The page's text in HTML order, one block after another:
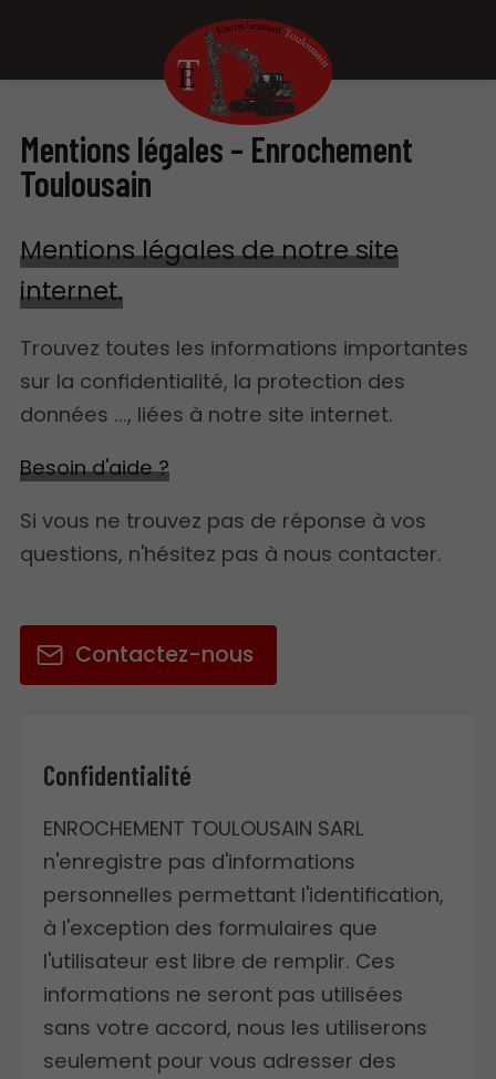
Mentions légales – Enrochement
Toulousain
Mentions légales de notre site
internet.
Trouvez toutes les informations importantes
sur la confidentialité, la protection des
données ..., liées à notre site internet.
Besoin d'aide ?
Si vous ne trouvez pas de réponse à vos
questions, n'hésitez pas à nous contacter.
Contactez-nous
Confidentialité
ENROCHEMENT TOULOUSAIN SARL
n'enregistre pas d'informations
personnelles permettant l'identification,
à l'exception des formulaires que
l'utilisateur est libre de remplir. Ces
informations ne seront pas utilisées
sans votre accord, nous les utiliserons
seulement pour vous adresser des